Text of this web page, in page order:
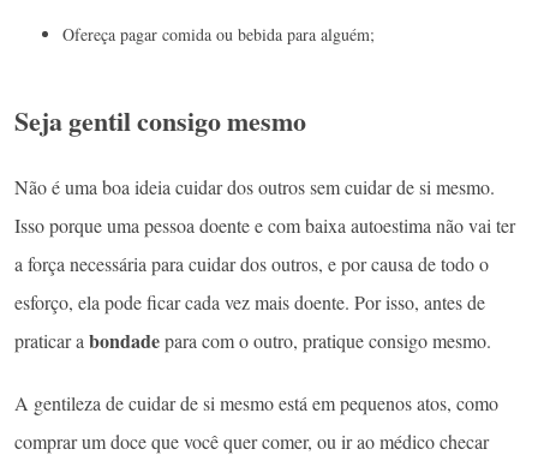
Ofereça pagar comida ou bebida para alguém;
Seja gentil consigo mesmo
Não é uma boa ideia cuidar dos outros sem cuidar de si mesmo.
Isso porque uma pessoa doente e com baixa autoestima não vai ter
a força necessária para cuidar dos outros, e por causa de todo o
esforço, ela pode ficar cada vez mais doente. Por isso, antes de
praticar abondadepara com o outro, pratique consigo mesmo.
A gentileza de cuidar de si mesmo está em pequenos atos, como
comprar um doce que você quer comer, ou ir ao médico checar